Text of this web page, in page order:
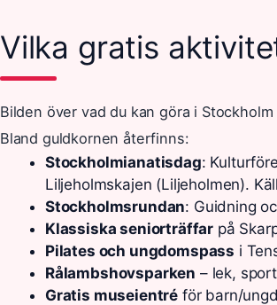
Vilka gratis
Bilden över vad du kan göra i
Bland guldkornen återfinns:
Stockholmianatisdag:
Liljeholmskajen (Liljeholmen).
Stockholmsrundan: Guidning
Klassiska seniorträffar på
Pilates och ungdomspass i
Rålambshovsparken – lek,
Gratis museientré för barn/